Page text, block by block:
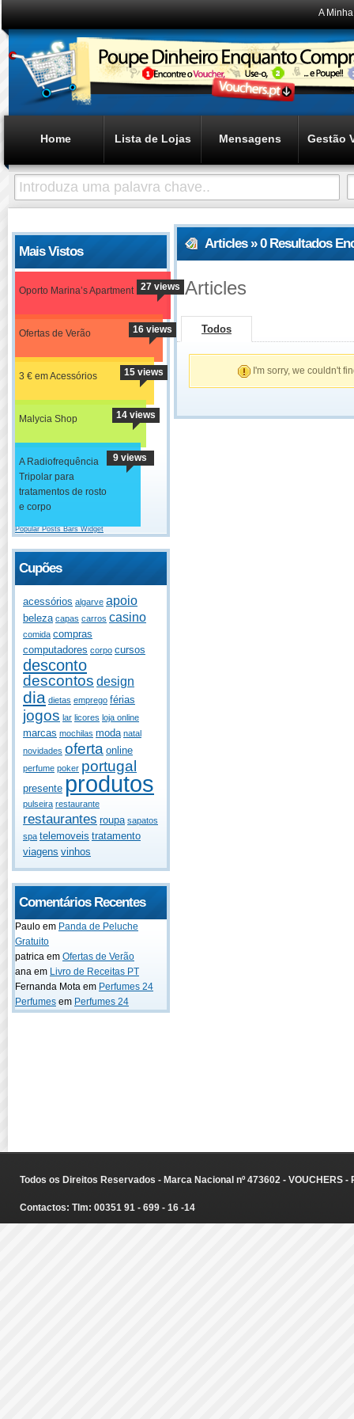
A
Home Lista de Lojas Mensagens Gestão
Mais Vistos
Oporto Marina’s Apartment 27 views
Ofertas de Verão 16 views
3 € em Acessórios 15 views
Malycia Shop 14 views
A Radiofrequência
Tripolar para
tratamentos de rosto
e corpo
9 views
Popular Posts Bars Widget
Cupões
acessórios algarve apoio
beleza capas carros casino
comida compras
computadores corpo cursos
desconto
descontos design
dia dietas emprego férias
jogos lar licores loja online
marcas mochilas moda natal
novidades oferta online
perfume poker portugal
presente produtos
pulseira restaurante
restaurantes roupa sapatos
spa telemoveis tratamento
viagens vinhos
Comentários Recentes
Paulo em Panda de Peluche
Gratuito
patrica em Ofertas de Verão
ana em Livro de Receitas PT
Fernanda Mota em Perfumes 24
Perfumes em Perfumes 24
Articles » 0 Resultados
Articles
Todos
I'm sorry, we couldn't
Todos os Direitos Reservados - Marca Nacional nº 473602 - VOUCHERS
Contactos: Tlm: 00351 91 - 699 - 16 -14